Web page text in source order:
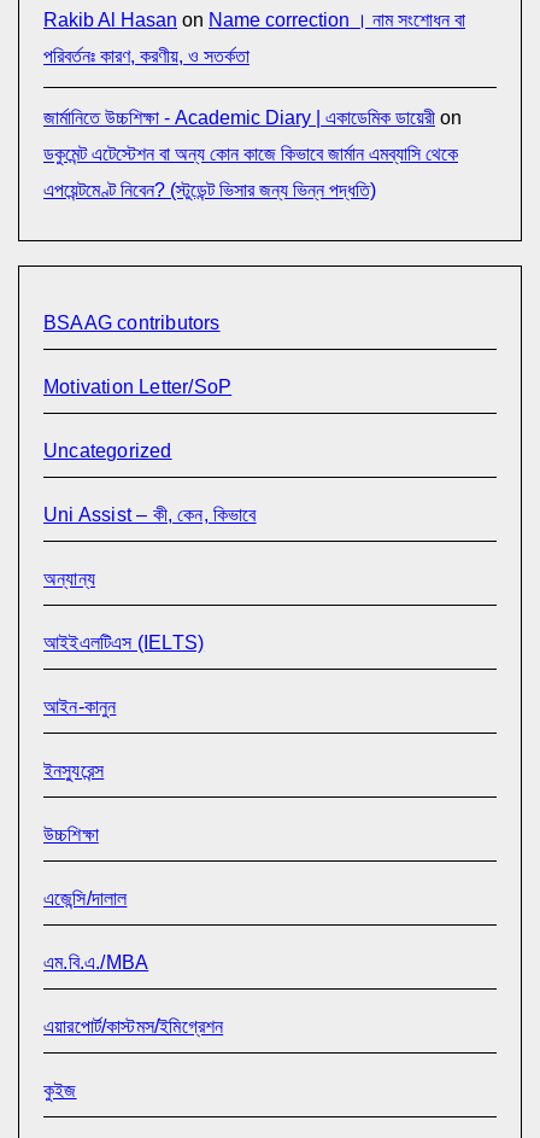
Rakib Al Hasan on Name correction । নাম সংশোধন বা
পরিবর্তনঃ কারণ, করণীয়, ও সতর্কতা
জার্মানিতে উচ্চশিক্ষা - Academic Diary | একাডেমিক ডায়েরী on
ডকুমেন্ট এটেস্টেশন বা অন্য কোন কাজে কিভাবে জার্মান এমব্যাসি থেকে
এপয়েন্টমেণ্ট নিবেন? (স্টুডেন্ট ভিসার জন্য ভিন্ন পদ্ধতি)
BSAAG contributors
Motivation Letter/SoP
Uncategorized
Uni Assist – কী, কেন, কিভাবে
অন্যান্য
আইইএলটিএস (IELTS)
আইন-কানুন
ইনস্যুরেন্স
উচ্চশিক্ষা
এজেন্সি/দালাল
এম.বি.এ./MBA
এয়ারপোর্ট/কাস্টমস/ইমিগ্রেশন
কুইজ